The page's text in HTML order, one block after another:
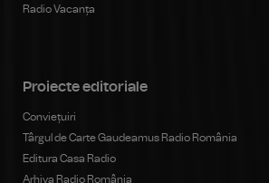
Radio Vacanța
Proiecte editoriale
Conviețuiri
Târgul de Carte Gaudeamus Radio România
Editura Casa Radio
Arhiva Radio România